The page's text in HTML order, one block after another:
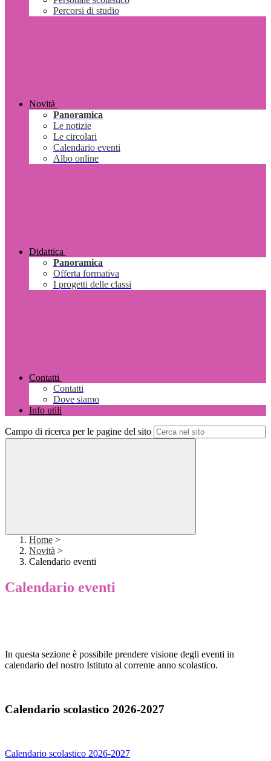
Percorsi di studio
Novità
Panoramica
Le notizie
Le circolari
Calendario eventi
Albo online
Didattica
Panoramica
Offerta formativa
I progetti delle classi
Contatti
Contatti
Dove siamo
Info utili
Campo di ricerca per le pagine del sito
Home >
Novità >
Calendario eventi
Calendario eventi
In questa sezione è possibile prendere visione degli eventi in
calendario del nostro Istituto al corrente anno scolastico.
Calendario scolastico 2026-2027
Calendario scolastico 2026-2027